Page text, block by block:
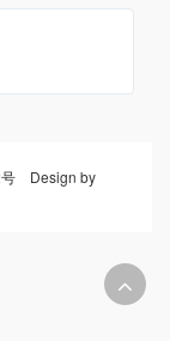
Design by